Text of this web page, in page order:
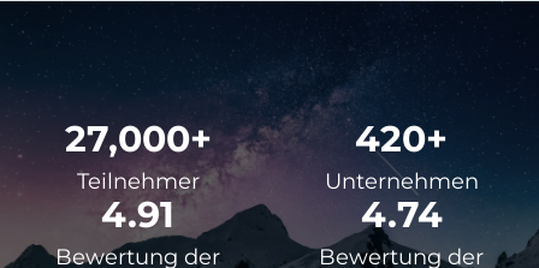
27,000+
Teilnehmer
420+
Unternehmen
4.91
Bewertung der
4.74
Bewertung der